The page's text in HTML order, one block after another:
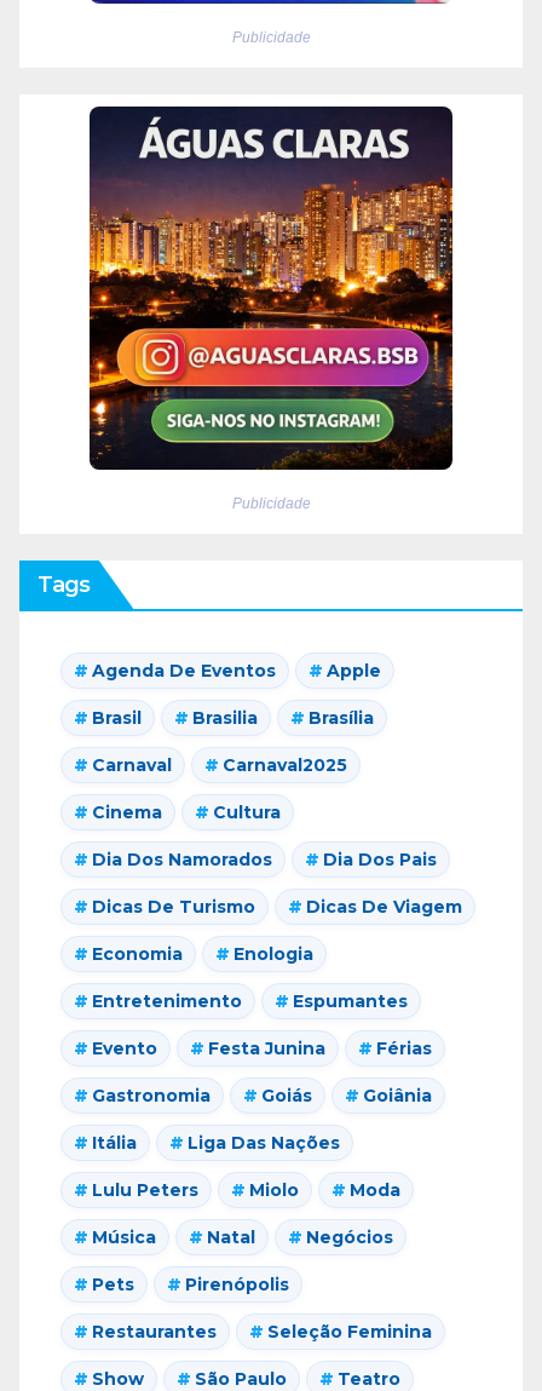
Publicidade
Publicidade
Tags
Agenda De Eventos Apple
Brasil Brasilia Brasília
Carnaval Carnaval2025
Cinema Cultura
Dia Dos Namorados Dia Dos Pais
Dicas De Turismo Dicas De Viagem
Economia Enologia
Entretenimento Espumantes
Evento Festa Junina Férias
Gastronomia Goiás Goiânia
Itália Liga Das Nações
Lulu Peters Miolo Moda
Música Natal Negócios
Pets Pirenópolis
Restaurantes Seleção Feminina
Show São Paulo Teatro